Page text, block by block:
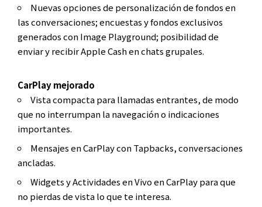
Nuevas opciones de personalización de fondos en
las conversaciones; encuestas y fondos exclusivos
generados con Image Playground; posibilidad de
enviar y recibir Apple Cash en chats grupales.
CarPlay mejorado
Vista compacta para llamadas entrantes, de modo
que no interrumpan la navegación o indicaciones
importantes.
Mensajes en CarPlay con Tapbacks, conversaciones
ancladas.
Widgets y Actividades en Vivo en CarPlay para que
no pierdas de vista lo que te interesa.